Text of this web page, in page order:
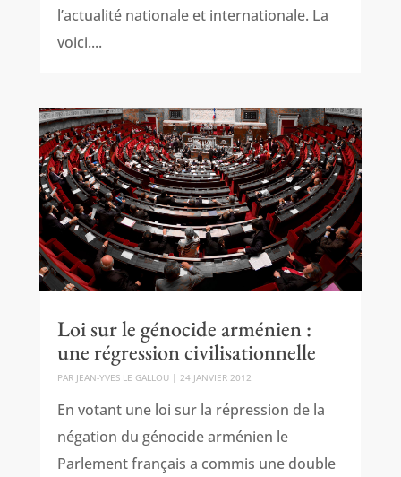
l’actualité nationale et internationale. La
voici....
Loi sur le génocide arménien :
une régression civilisationnelle
PAR JEAN-YVES LE GALLOU| 24 JANVIER 2012
En votant une loi sur la répression de la
négation du génocide arménien le
Parlement français a commis une double